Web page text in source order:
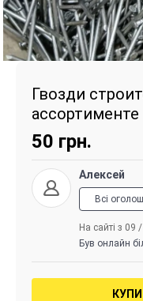
Гвозди
ассортименте
50 грн.
Алексей
Всі
На сайті з 09
Був онлайн